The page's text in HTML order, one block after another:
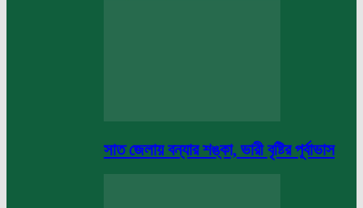
সাত জেলায় বন্যার শঙ্কা, ভারী বৃষ্টির পূর্বাভাস